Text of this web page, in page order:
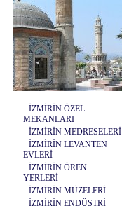
İZMİRİN ÖZEL
MEKANLARI
İZMİRİN MEDRESELERİ
İZMİRİN LEVANTEN
EVLERİ
İZMİRİN ÖREN
YERLERİ
İZMİRİN MÜZELERİ
İZMİRİN ENDÜSTRİ